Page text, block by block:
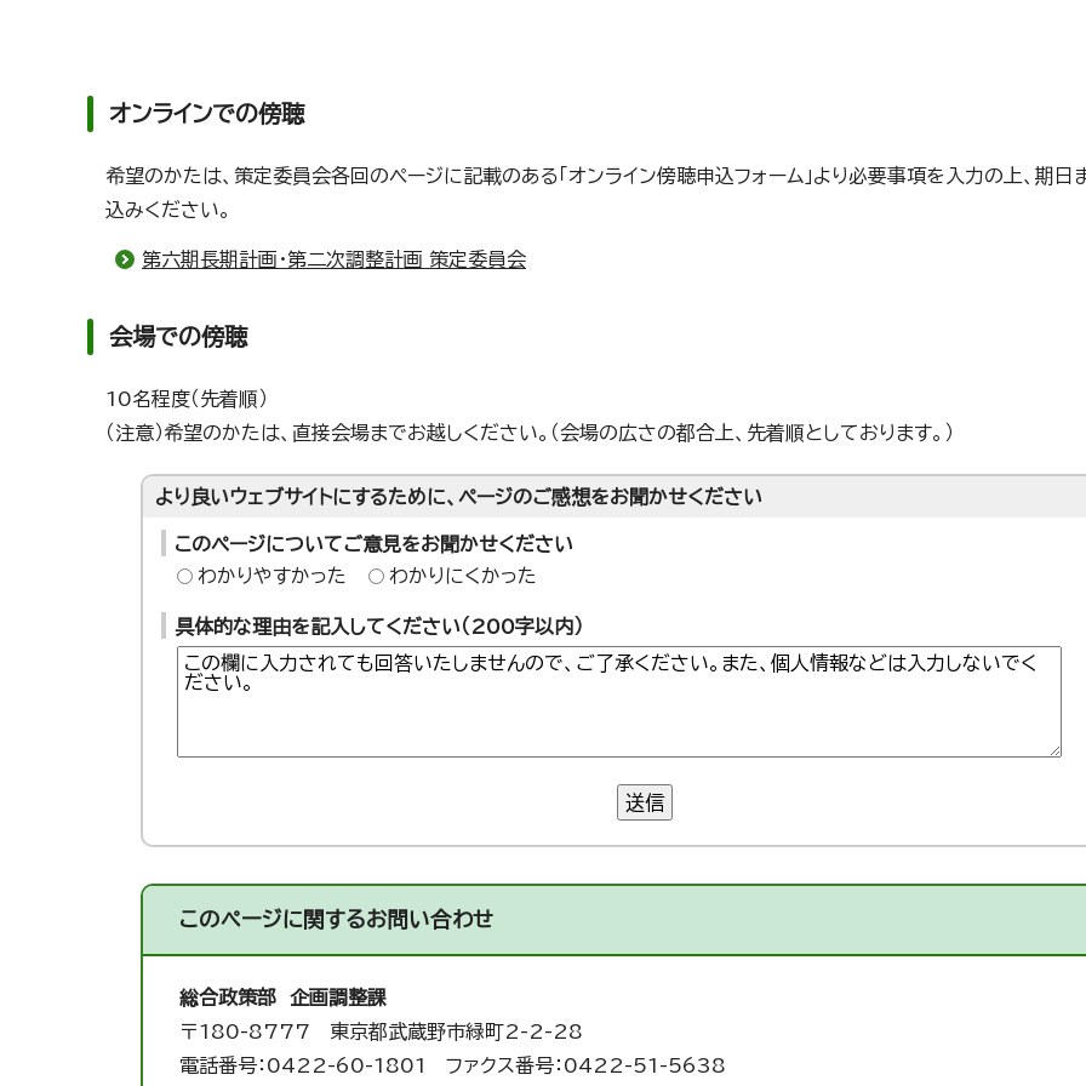
オンラインでの傍聴
希望のかたは、策定委員会各回のページに記載のある「オンライン傍聴申込フォーム」より必要事項を入力の上、期日
込みください。
第六期長期計画・第二次調整計画 策定委員会
会場での傍聴
10名程度（先着順）
（注意）希望のかたは、直接会場までお越しください。（会場の広さの都合上、先着順としております。）
より良いウェブサイトにするために、ページのご感想をお聞かせください
このページについてご意見をお聞かせください
わかりやすかった
わかりにくかった
具体的な理由を記入してください（200字以内）
送信
このページに関するお問い合わせ
総合政策部 企画調整課
〒180-8777 東京都武蔵野市緑町2-2-28
電話番号：0422-60-1801 ファクス番号：0422-51-5638